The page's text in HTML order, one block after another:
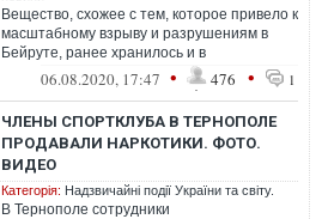
Вещество, схожее с тем, которое привело к
масштабному взрыву и разрушениям в
Бейруте, ранее хранилось и в
Николаевском порту.
06.08.2020, 17:47 • 476 • 1
ЧЛЕНЫ СПОРТКЛУБА В ТЕРНОПОЛЕ
ПРОДАВАЛИ НАРКОТИКИ. ФОТО.
ВИДЕО
Категорія: Надзвичайні події України та світу.
В Тернополе сотрудники